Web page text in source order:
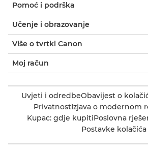
Pomoć i podrška
Učenje i obrazovanje
Više o tvrtki Canon
Moj račun
Uvjeti i odredbeObavijest o
PrivatnostIzjava o modernom
Kupac: gdje kupitiPoslovna
Postavke kolačića